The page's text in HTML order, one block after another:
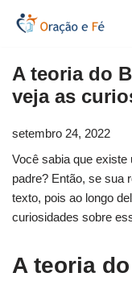
o
conteúdo
A teoria do
veja as
setembro 24, 2022
Você sabia que existe
padre? Então, se sua
texto, pois ao longo
curiosidades sobre
A teoria